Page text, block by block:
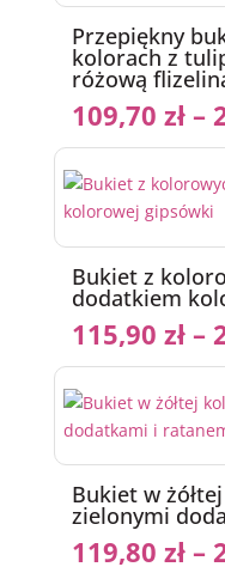
Przepiękny
kolorach z
różową
109,70 zł–
Bukiet z
dodatkiem
115,90 zł–
Bukiet w
zielonymi
119,80 zł–